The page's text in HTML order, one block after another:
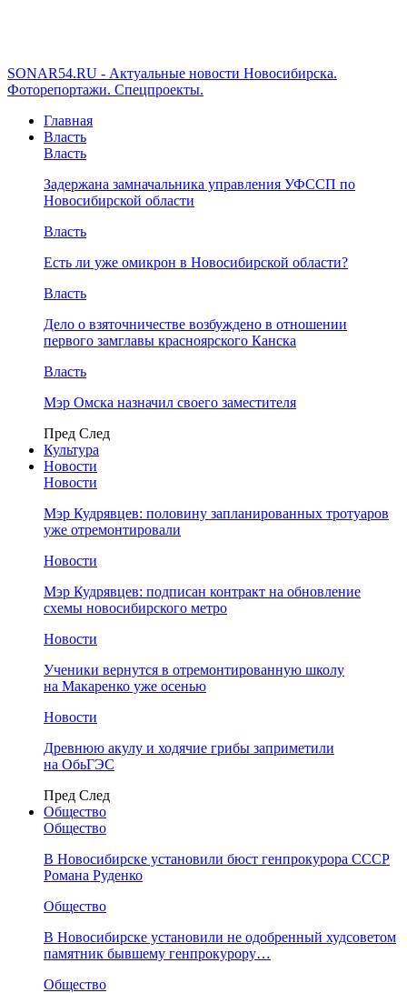
SONAR54.RU - Актуальные новости Новосибирска.
Фоторепортажи. Спецпроекты.
Главная
Власть
Власть
Задержана замначальника управления УФССП по
Новосибирской области
Власть
Есть ли уже омикрон в Новосибирской области?
Власть
Дело о взяточничестве возбуждено в отношении
первого замглавы красноярского Канска
Власть
Мэр Омска назначил своего заместителя
Пред След
Культура
Новости
Новости
Мэр Кудрявцев: половину запланированных тротуаров
уже отремонтировали
Новости
Мэр Кудрявцев: подписан контракт на обновление
схемы новосибирского метро
Новости
Ученики вернутся в отремонтированную школу
на Макаренко уже осенью
Новости
Древнюю акулу и ходячие грибы заприметили
на ОбьГЭС
Пред След
Общество
Общество
В Новосибирске установили бюст генпрокурора СССР
Романа Руденко
Общество
В Новосибирске установили не одобренный худсоветом
памятник бывшему генпрокурору…
Общество